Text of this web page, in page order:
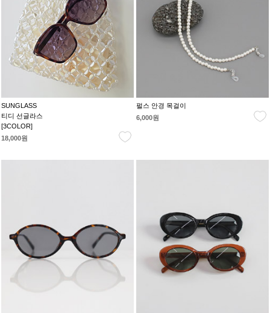
SUNGLASS
티디 선글라스
[3COLOR]
18,000원
펄스 안경 목걸이
6,000원